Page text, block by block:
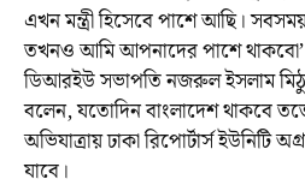
এখন মন্ত্রী হিসেবে পাশে আছি।
তখনও আমি আপনাদের পাশে
ডিআরইউ সভাপতি নজরুল ইসলাম মিঠু
বলেন, যতোদিন বাংলাদেশ থাকবে
অভিযাত্রায় ঢাকা রিপোর্টার্স ইউনিটি
যাবে।